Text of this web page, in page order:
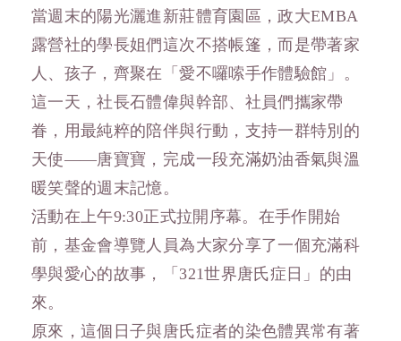
當週末的陽光灑進新莊體育園區，政大EMBA
露營社的學長姐們這次不搭帳篷，而是帶著家
人、孩子，齊聚在「愛不囉嗦手作體驗館」。
這一天，社長石體偉與幹部、社員們攜家帶
眷，用最純粹的陪伴與行動，支持一群特別的
天使——唐寶寶，完成一段充滿奶油香氣與溫
暖笑聲的週末記憶。
活動在上午9:30正式拉開序幕。在手作開始
前，基金會導覽人員為大家分享了一個充滿科
學與愛心的故事，「321世界唐氏症日」的由
來。
原來，這個日子與唐氏症者的染色體異常有著